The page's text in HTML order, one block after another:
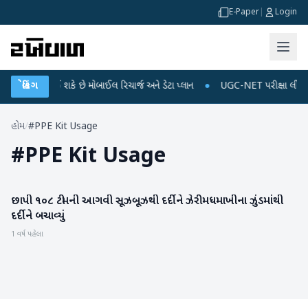
E-Paper Login
બ્રેકિંગ
મોંઘું થઈ શકે છે મોબાઈલ રિચાર્જ અને ડેટા પ્લાન ● UGC-NET પરીક્ષા લીકના
હોમ/#PPE Kit Usage
#PPE Kit Usage
બનાસકાંઠા
છાપી ૧૦૮ ટીમની આગવી સૂઝબૂઝથી દર્દીને ઝેરી મધમાખીના ઝુંડમાંથી
દર્દીને બચાવ્યું
1 વર્ષ પહેલા